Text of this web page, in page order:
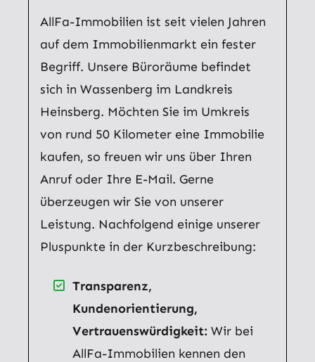
AllFa-Immobilien ist seit vielen Jahren
auf dem Immobilienmarkt ein fester
Begriff. Unsere Büroräume befindet
sich in Wassenberg im Landkreis
Heinsberg. Möchten Sie im Umkreis
von rund 50 Kilometer eine Immobilie
kaufen, so freuen wir uns über Ihren
Anruf oder Ihre E-Mail. Gerne
überzeugen wir Sie von unserer
Leistung. Nachfolgend einige unserer
Pluspunkte in der Kurzbeschreibung:
Transparenz,
Kundenorientierung,
Vertrauenswürdigkeit: Wir bei
AllFa-Immobilien kennen den